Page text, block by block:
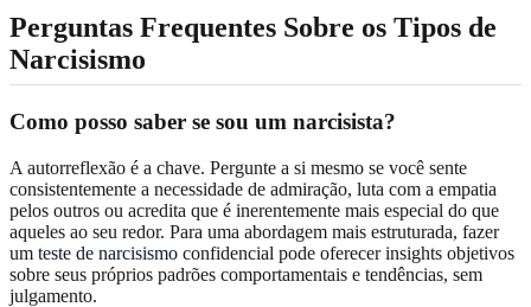
Perguntas Frequentes Sobre os Tipos de
Narcisismo
Como posso saber se sou um narcisista?
A autorreflexão é a chave. Pergunte a si mesmo se você sente
consistentemente a necessidade de admiração, luta com a empatia
pelos outros ou acredita que é inerentemente mais especial do que
aqueles ao seu redor. Para uma abordagem mais estruturada, fazer
um teste de narcisismo confidencial pode oferecer insights objetivos
sobre seus próprios padrões comportamentais e tendências, sem
julgamento.